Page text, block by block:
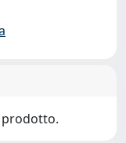
prodotto.